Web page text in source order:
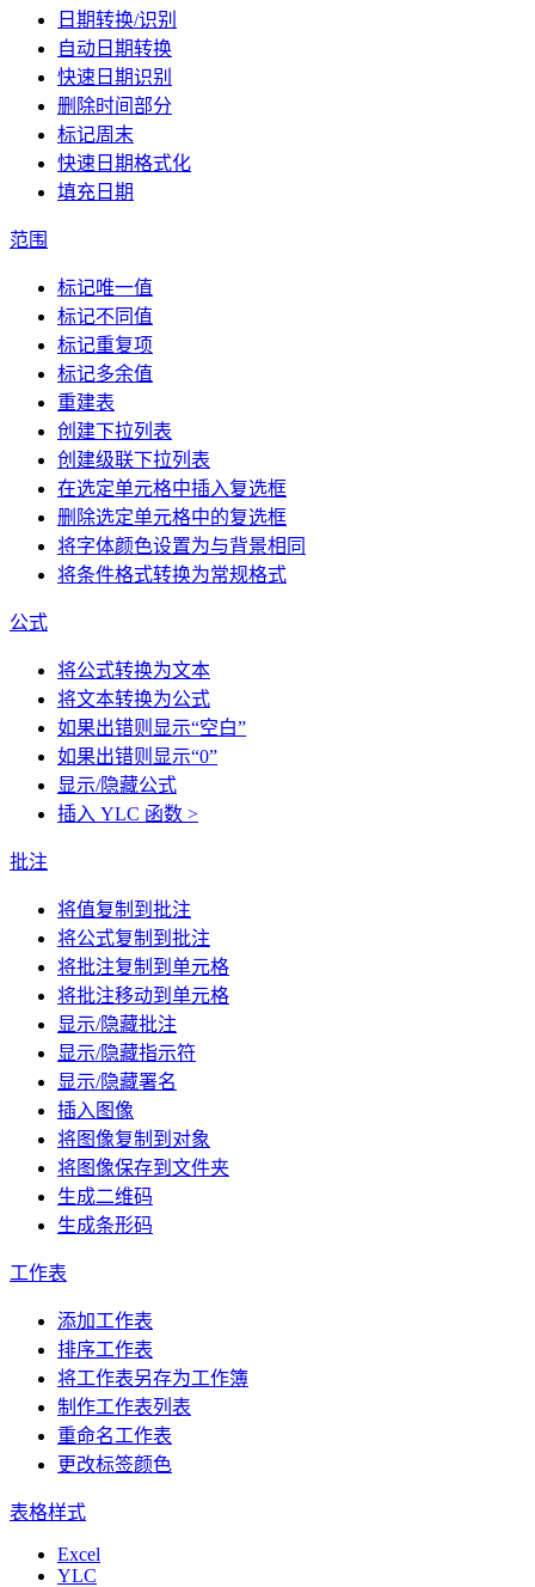
日期转换/识别
自动日期转换
快速日期识别
删除时间部分
标记周末
快速日期格式化
填充日期
范围
标记唯一值
标记不同值
标记重复项
标记多余值
重建表
创建下拉列表
创建级联下拉列表
在选定单元格中插入复选框
删除选定单元格中的复选框
将字体颜色设置为与背景相同
将条件格式转换为常规格式
公式
将公式转换为文本
将文本转换为公式
如果出错则显示“空白”
如果出错则显示“0”
显示/隐藏公式
插入 YLC 函数 >
批注
将值复制到批注
将公式复制到批注
将批注复制到单元格
将批注移动到单元格
显示/隐藏批注
显示/隐藏指示符
显示/隐藏署名
插入图像
将图像复制到对象
将图像保存到文件夹
生成二维码
生成条形码
工作表
添加工作表
排序工作表
将工作表另存为工作簿
制作工作表列表
重命名工作表
更改标签颜色
表格样式
Excel
YLC